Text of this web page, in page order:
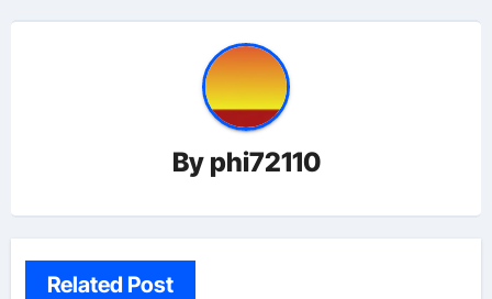
ョ
ン
By phi72110
Related Post